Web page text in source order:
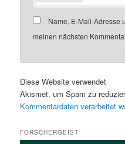
Name, E-Mail-Adresse
meinen nächsten
Diese Website verwendet
Akismet, um Spam zu
Kommentardaten verarbeitet
FORSCHERGEIST